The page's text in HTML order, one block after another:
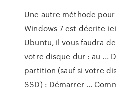
Une autre méthode pour
Windows 7 est décrite
Ubuntu, il vous faudra
votre disque dur : au ...
partition (sauf si votre
SSD) : Démarrer ...